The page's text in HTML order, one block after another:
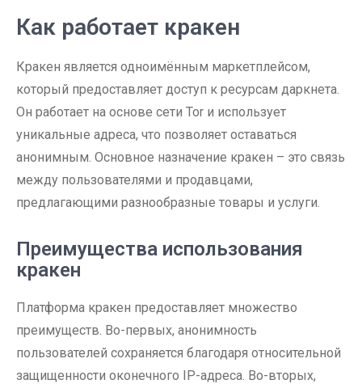
Как работает кракен
Кракен является одноимённым маркетплейсом,
который предоставляет доступ к ресурсам даркнета.
Он работает на основе сети Tor и использует
уникальные адреса, что позволяет оставаться
анонимным. Основное назначение кракен – это связь
между пользователями и продавцами,
предлагающими разнообразные товары и услуги.
Преимущества использования
кракен
Платформа кракен предоставляет множество
преимуществ. Во-первых, анонимность
пользователей сохраняется благодаря относительной
защищенности оконечного IP-адреса. Во-вторых,